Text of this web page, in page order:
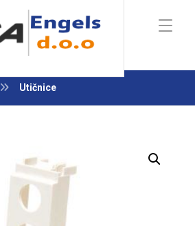
Utičnice